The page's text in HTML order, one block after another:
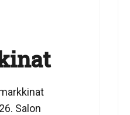
Salon